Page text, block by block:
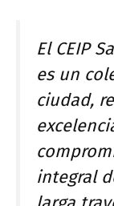
El CEIP
es un
ciudad,
integral